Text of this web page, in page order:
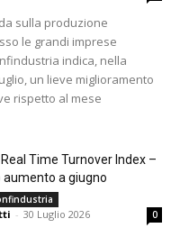
sulla produzione
le grandi imprese
indica, nella
un lieve miglioramento
rispetto al mese
Time Turnover Index –
aumento a giugno
- 30 Luglio 2026 0